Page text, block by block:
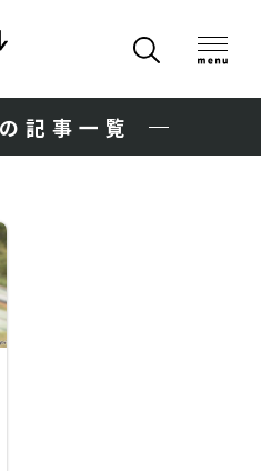
記事一覧